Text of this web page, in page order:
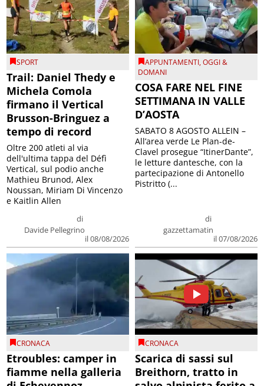
SPORT
Trail: Daniel Thedy e
Michela Comola
firmano il Vertical
Brusson-Bringuez a
tempo di record
di
Davide Pellegrino
il 08/08/2026
Oltre 200 atleti al via
dell'ultima tappa del Défì
Vertical, sul podio anche
Mathieu Brunod, Alex
Noussan, Miriam Di Vincenzo
e Kaitlin Allen
APPUNTAMENTI,OGGI &
DOMANI
COSA FARE NEL FINE
SETTIMANA IN VALLE
D’AOSTA
di
gazzettamatin
il 07/08/2026
SABATO 8 AGOSTO ALLEIN –
All’area verde Le Plan-de-
Clavel prosegue “ItinerDante”,
le letture dantesche, con la
partecipazione di Antonello
Pistritto (...
CRONACA
Etroubles: camper in
fiamme nella galleria
CRONACA
Scarica di sassi sul
Breithorn, tratto in